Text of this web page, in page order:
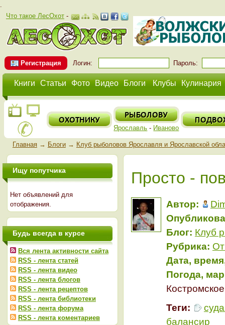
.
Что такое ЛесОхот-
Регистрация Логин: Пароль:
Книги Статьи Фото Видео Блоги Клубы Кулинария
Ярославль - Иваново
Главная→ Блоги→ Клуб рыболовов Ярославля и Ярославской
Просто -
Автор:
Блог: Клуб
Рубрика:
Дата,
Погода,
Теги:
балансир
Ищу попутчика
Нет объявлений для
отображения.
Будь всегда в курсе
Вся лента активности сайта
RSS - лента статей
RSS - лента видео
RSS - лента блогов
RSS - лента рецептов
RSS - лента библиотеки
RSS - лента форума
RSS - лента коментариев